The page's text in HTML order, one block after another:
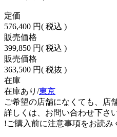
定価
576,400 円( 税込 )
販売価格
399,850 円( 税込 )
販売価格
363,500 円( 税抜 )
在庫
在庫あり/東京
ご希望の店舗になくても、店
詳しくは、お問い合わせ下さい
!ご購入前に注意事項をお読み